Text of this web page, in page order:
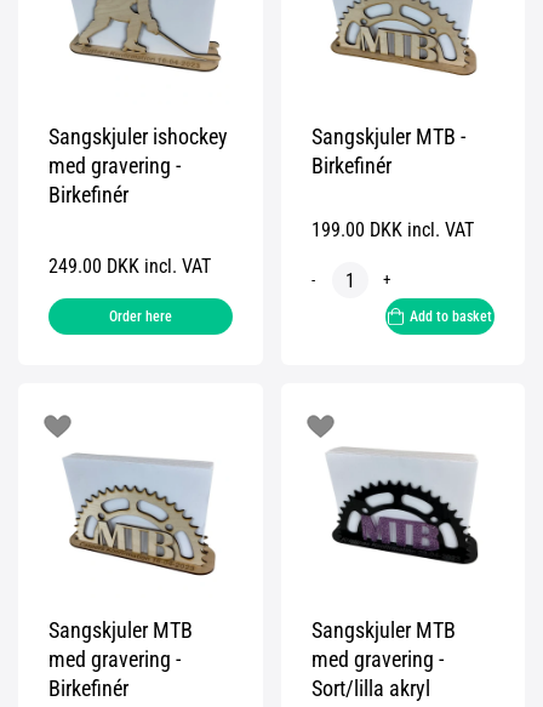
Sangskjuler ishockey
med gravering -
Birkefinér
249.00 DKK incl. VAT
Order here
Sangskjuler MTB -
Birkefinér
199.00 DKK incl. VAT
- +
Add to basket
Sangskjuler MTB
med gravering -
Birkefinér
Sangskjuler MTB
med gravering -
Sort/lilla akryl